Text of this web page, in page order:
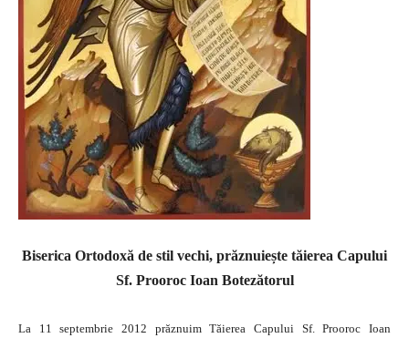
Biserica Ortodoxă de stil vechi, prăznuiește tăierea Capului
Sf. Prooroc Ioan Botezătorul
La 11 septembrie 2012 prăznuim Tăierea Capului Sf. Prooroc Ioan